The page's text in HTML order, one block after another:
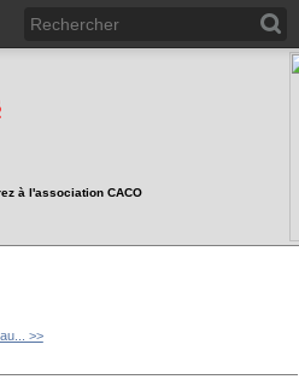
à l'association CACO
>>